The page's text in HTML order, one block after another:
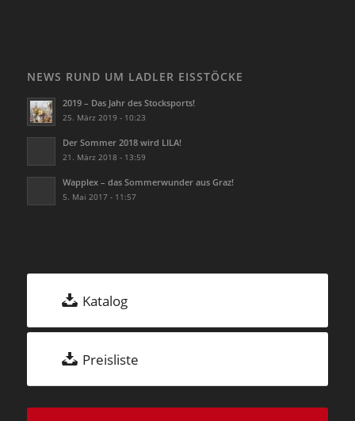
NEWS RUND UM LADLER EISSTÖCKE
2019 – Das Jahr des Stocksports!
25. März 2019 - 10:23
Der Sommer 2018 wird LILA!
21. März 2018 - 13:59
Wapplex – das Sommerwunder aus Graz!
5. Mai 2017 - 11:57
Katalog
Preisliste